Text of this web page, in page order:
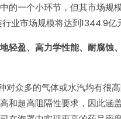
的一个小环节，但其市场规
业市场规模将达到1344.9
轻盈、高力学性能、耐腐蚀
对众多的气体或水汽均有很
和超高阻隔性要求，因此